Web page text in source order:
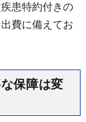
患特約付きの
費に備えてお
保障は変